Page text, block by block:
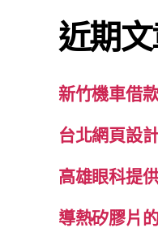
字:
近期
新竹機車借
台北網頁設
高雄眼科提
導熱矽膠片